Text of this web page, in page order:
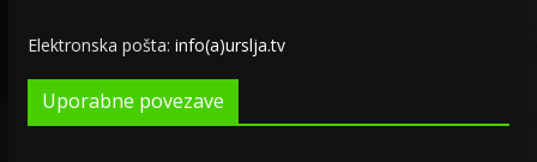
Elektronska pošta: info(a)urslja.tv
Uporabne povezave